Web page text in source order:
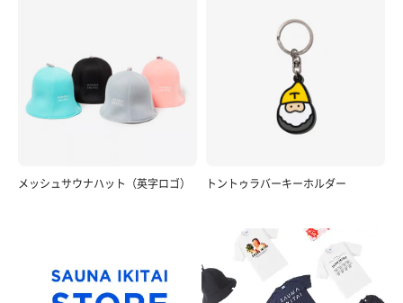
メッシュサウナハット（英字ロゴ） トントゥラバーキーホルダー